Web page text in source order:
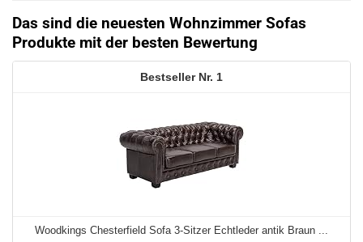
Das sind die neuesten Wohnzimmer Sofas
Produkte mit der besten Bewertung
1
Woodkings Chesterfield Sofa 3-Sitzer Echtleder antik Braun ...